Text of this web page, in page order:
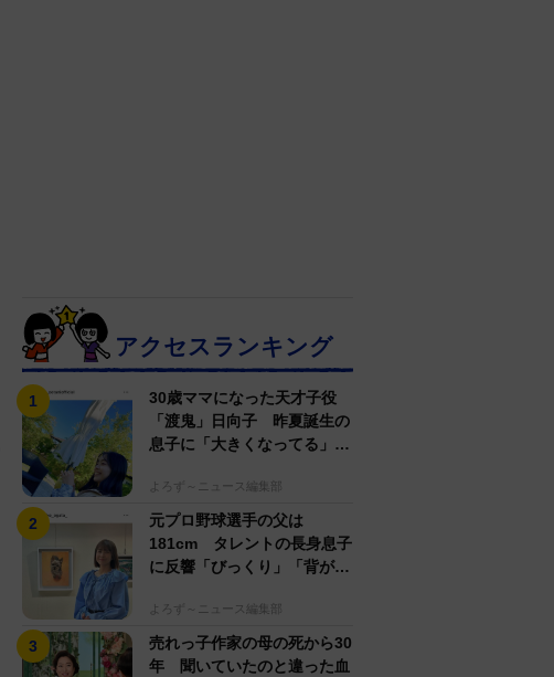
アクセスランキング
30歳ママになった天才子役
「渡鬼」日向子 昨夏誕生の
息子に「大きくなってる」愛
よろず～ニュース編集部
元プロ野球選手の父は
181cm タレントの長身息子
に反響「びっくり」「背が高
よろず～ニュース編集部
売れっ子作家の母の死から30
年 聞いていたのと違った血